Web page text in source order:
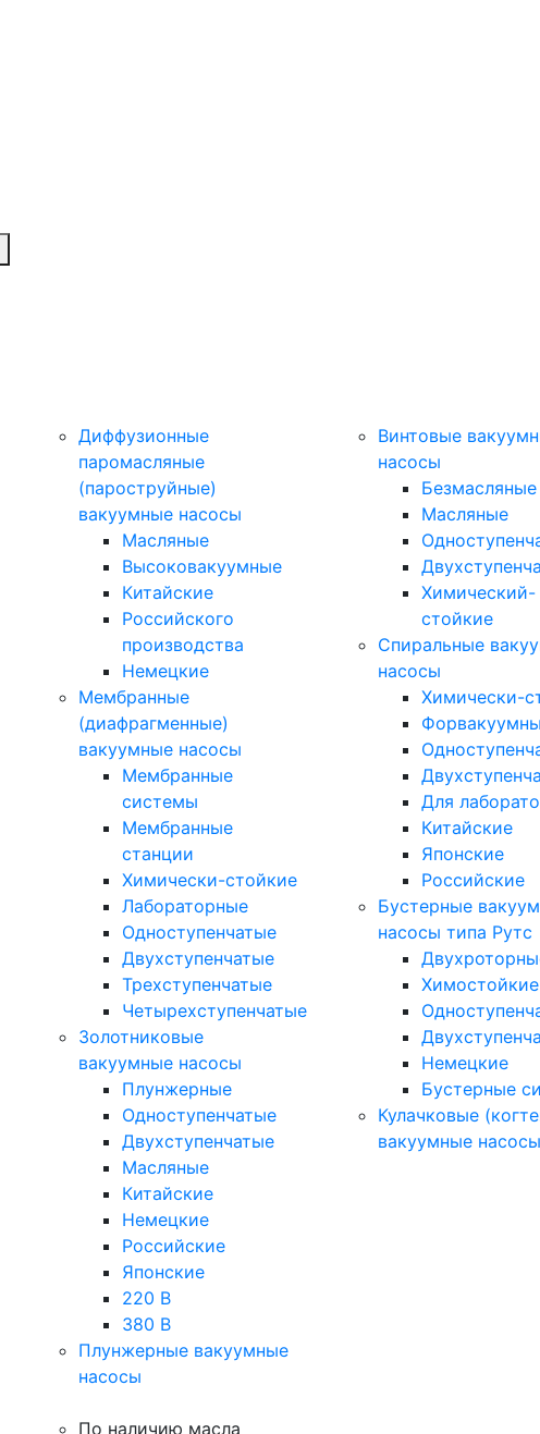
Диффузионные
паромасляные
(пароструйные)
вакуумные насосы
Масляные
Высоковакуумные
Китайские
Российского
производства
Немецкие
Мембранные
(диафрагменные)
вакуумные насосы
Мембранные
системы
Мембранные
станции
Химически-стойкие
Лабораторные
Одноступенчатые
Двухступенчатые
Трехступенчатые
Четырехступенчатые
Золотниковые
вакуумные насосы
Плунжерные
Одноступенчатые
Двухступенчатые
Масляные
Китайские
Немецкие
Российские
Японские
220 В
380 В
Плунжерные вакуумные
насосы
Винтовые
насосы
Безмасляные
Масляные
Химический-
стойкие
Спиральные
насосы
Химически-
Для
Китайские
Японские
Российские
Бустерные
насосы типа Рутс
Химостойкие
Немецкие
Бустерные
Кулачковые
вакуумные насосы
По наличию масла